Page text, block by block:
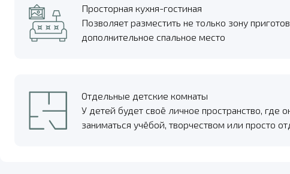
Просторная кухня-гостиная
Позволяет разместить не только зону
дополнительное спальное место
Отдельные детские комнаты
У детей будет своё личное пространство, где
заниматься учёбой, творчеством или просто